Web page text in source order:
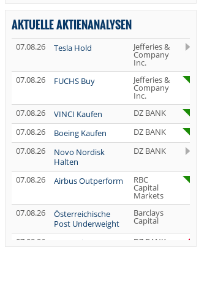
AKTUELLE AKTIENANALYSEN
07.08.26 Tesla Hold Jefferies &
Company
Inc.
07.08.26
FUCHS Buy Jefferies &
Company
Inc.
07.08.26
VINCI Kaufen
DZ BANK
07.08.26
Boeing Kaufen
DZ BANK
07.08.26
Novo Nordisk
Halten
DZ BANK
07.08.26 Airbus Outperform RBC
Capital
Markets
07.08.26
Österreichische
Post Underweight
Barclays
Capital
07.08.26
SUSS MicroTec
DZ BANK